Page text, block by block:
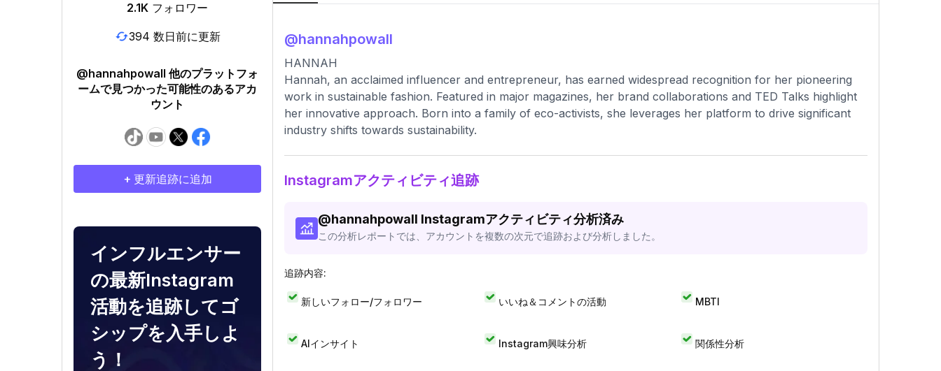
2.1K フォロワー
394 数日前に更新
@hannahpowall 他のプラットフォ
ームで見つかった可能性のあるアカ
ウント
+ 更新追跡に追加
インフルエンサー
の最新Instagram
活動を追跡してゴ
シップを入手しよ
う！
@hannahpowall
HANNAH
Hannah, an acclaimed influencer and entrepreneur, has earned widespread recognition for her pioneering
work in sustainable fashion. Featured in major magazines, her brand collaborations and TED Talks highlight
her innovative approach. Born into a family of eco-activists, she leverages her platform to drive significant
industry shifts towards sustainability.
Instagramアクティビティ追跡
@hannahpowall Instagramアクティビティ分析済み
この分析レポートでは、アカウントを複数の次元で追跡および分析しました。
追跡内容:
新しいフォロー/フォロワー いいね＆コメントの活動 MBTI
AIインサイト Instagram興味分析 関係性分析